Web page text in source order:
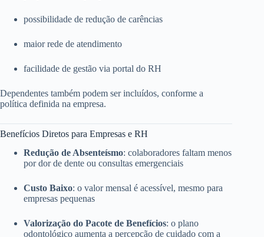
possibilidade de redução de carências
maior rede de atendimento
facilidade de gestão via portal do RH
Dependentes também podem ser incluídos, conforme a
política definida na empresa.
Benefícios Diretos para Empresas e RH
Redução de Absenteísmo: colaboradores faltam menos
por dor de dente ou consultas emergenciais
Custo Baixo: o valor mensal é acessível, mesmo para
empresas pequenas
Valorização do Pacote de Benefícios: o plano
odontológico aumenta a percepção de cuidado com a